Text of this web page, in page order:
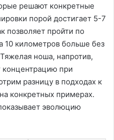
решают конкретные
порой достигает 5-7
позволяет пройти по
10 километров больше без
ноша, напротив,
концентрацию при
разницу в подходах к
конкретных примерах.
эволюцию